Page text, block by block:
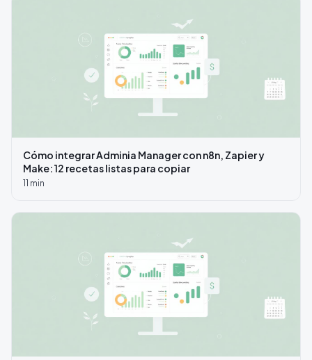
Cómo integrar Adminia Manager con n8n, Zapier y
Make: 12 recetas listas para copiar
11 min